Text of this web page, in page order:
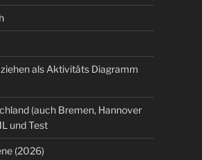
als Aktivitäts Diagramm
(auch Bremen, Hannover
und Test
(2026)